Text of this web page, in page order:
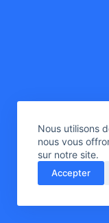
Nous utilisons
nous vous
sur notre site.
Accepter